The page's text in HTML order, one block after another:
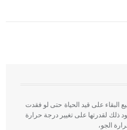
من الفنون الهندسية التي ارتبطت
بلاد الشام ومصر خاصة، حيث يحرص
وخاصة في الواجهات
البقاء على قيد الحياة حتى لو فقدت
ذلك لقدرتها على تغيير درجة حرارة
الجو،